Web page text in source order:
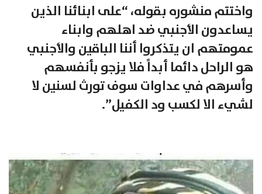
واختتم منشوره بقوله، “على ابنائنا الذين
يساعدون الأجنبي ضد اهلهم وابناء
عمومتهم ان يتذكروا أننا الباقين والأجنبي
هو الراحل دائما أبداً فلا يزجو بأنفسهم
وأسرهم في عداوات سوف تورث لسنين لا
لشيء الا لكسب ود الكفيل”.